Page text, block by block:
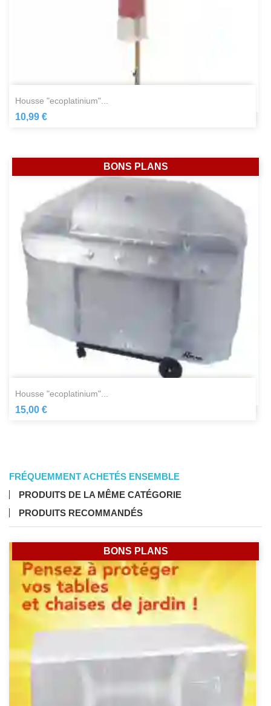
housse "ecoplatinium"...
10,99 €
housse "ecoplatinium"...
15,00 €
BONS PLANS
FRÉQUEMMENT ACHETÉS ENSEMBLE
PRODUITS DE LA MÊME CATÉGORIE
PRODUITS RECOMMANDÉS
BONS PLANS